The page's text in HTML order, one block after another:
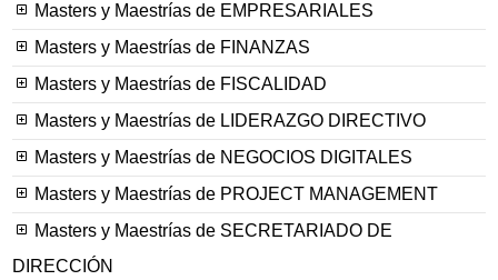
Masters y Maestrías de EMPRESARIALES
Masters y Maestrías de FINANZAS
Masters y Maestrías de FISCALIDAD
Masters y Maestrías de LIDERAZGO DIRECTIVO
Masters y Maestrías de NEGOCIOS DIGITALES
Masters y Maestrías de PROJECT MANAGEMENT
Masters y Maestrías de SECRETARIADO DE
DIRECCIÓN